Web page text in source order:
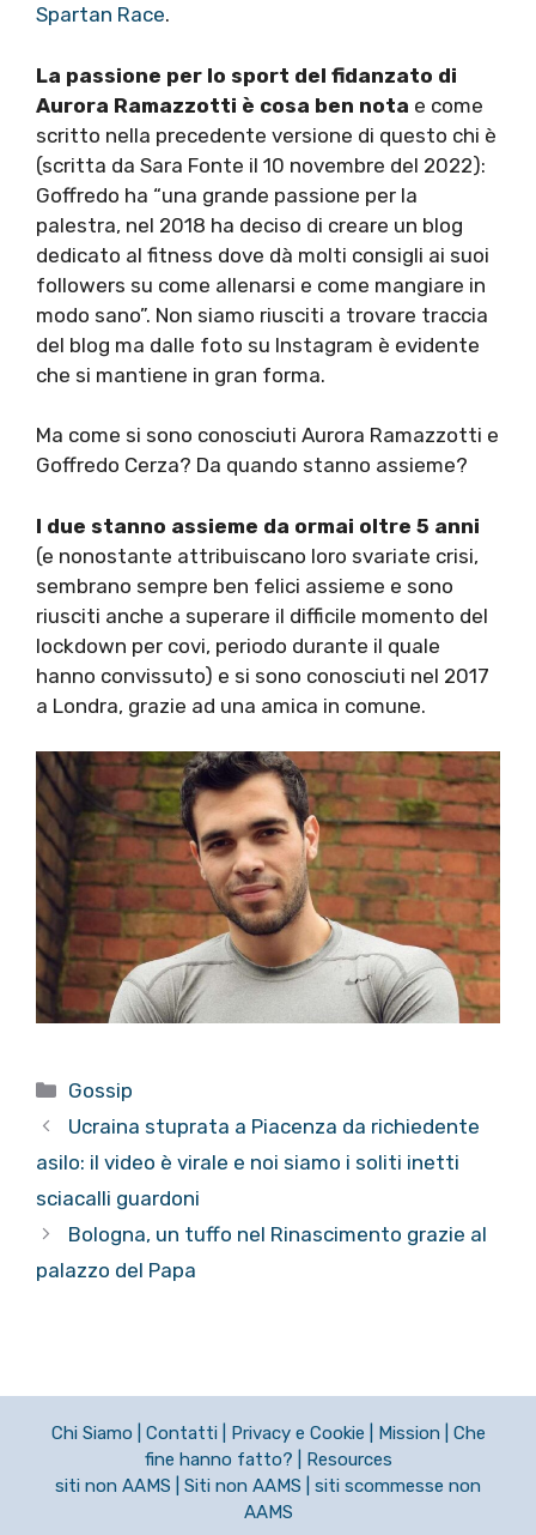
Spartan Race.
La passione per lo sport del fidanzato di
Aurora Ramazzotti è cosa ben nota e come
scritto nella precedente versione di questo chi è
(scritta da Sara Fonte il 10 novembre del 2022):
Goffredo ha “una grande passione per la
palestra, nel 2018 ha deciso di creare un blog
dedicato al fitness dove dà molti consigli ai suoi
followers su come allenarsi e come mangiare in
modo sano”. Non siamo riusciti a trovare traccia
del blog ma dalle foto su Instagram è evidente
che si mantiene in gran forma.
Ma come si sono conosciuti Aurora Ramazzotti e
Goffredo Cerza? Da quando stanno assieme?
I due stanno assieme da ormai oltre 5 anni
(e nonostante attribuiscano loro svariate crisi,
sembrano sempre ben felici assieme e sono
riusciti anche a superare il difficile momento del
lockdown per covi, periodo durante il quale
hanno convissuto) e si sono conosciuti nel 2017
a Londra, grazie ad una amica in comune.
Categorie
Gossip
Ucraina stuprata a Piacenza da richiedente
asilo: il video è virale e noi siamo i soliti inetti
sciacalli guardoni
Bologna, un tuffo nel Rinascimento grazie al
palazzo del Papa
Chi Siamo Contatti Privacy e Cookie Mission
Che
fine hanno fatto?
Resources
siti non AAMS
Siti non AAMS
siti scommesse non
AAMS